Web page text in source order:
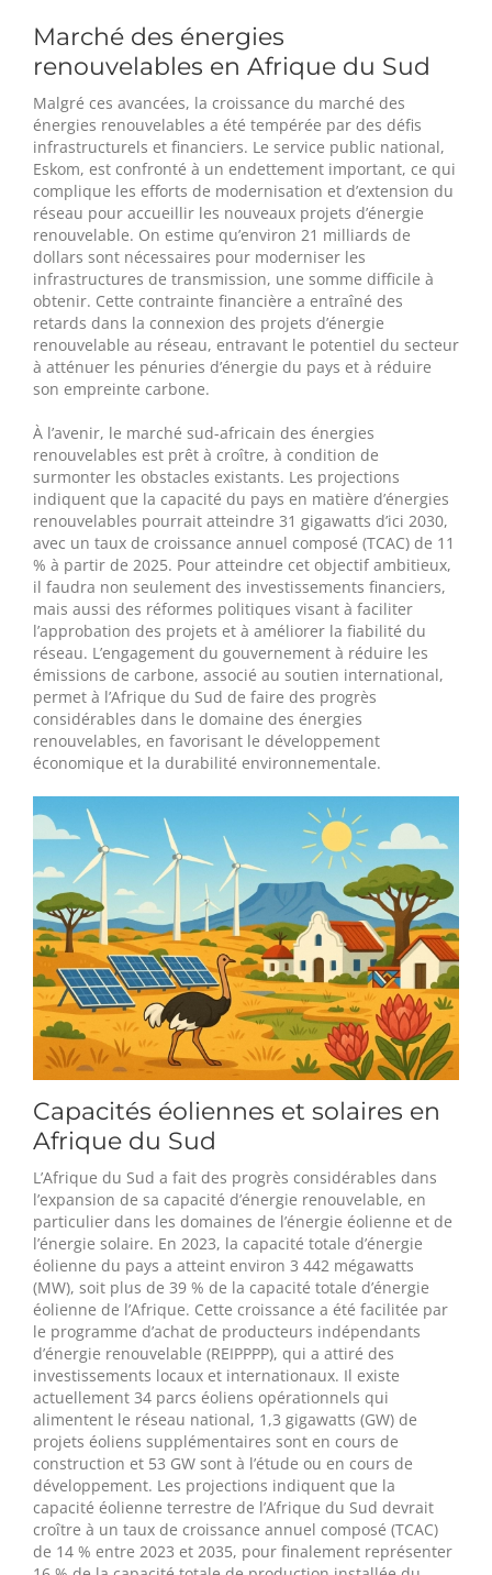
Marché des énergies
renouvelables en Afrique du Sud
Malgré ces avancées, la croissance du marché des
énergies renouvelables a été tempérée par des défis
infrastructurels et financiers. Le service public national,
Eskom, est confronté à un endettement important, ce qui
complique les efforts de modernisation et d’extension du
réseau pour accueillir les nouveaux projets d’énergie
renouvelable. On estime qu’environ 21 milliards de
dollars sont nécessaires pour moderniser les
infrastructures de transmission, une somme difficile à
obtenir. Cette contrainte financière a entraîné des
retards dans la connexion des projets d’énergie
renouvelable au réseau, entravant le potentiel du secteur
à atténuer les pénuries d’énergie du pays et à réduire
son empreinte carbone.
À l’avenir, le marché sud-africain des énergies
renouvelables est prêt à croître, à condition de
surmonter les obstacles existants. Les projections
indiquent que la capacité du pays en matière d’énergies
renouvelables pourrait atteindre 31 gigawatts d’ici 2030,
avec un taux de croissance annuel composé (TCAC) de 11
% à partir de 2025. Pour atteindre cet objectif ambitieux,
il faudra non seulement des investissements financiers,
mais aussi des réformes politiques visant à faciliter
l’approbation des projets et à améliorer la fiabilité du
réseau. L’engagement du gouvernement à réduire les
émissions de carbone, associé au soutien international,
permet à l’Afrique du Sud de faire des progrès
considérables dans le domaine des énergies
renouvelables, en favorisant le développement
économique et la durabilité environnementale.
Capacités éoliennes et solaires en
Afrique du Sud
L’Afrique du Sud a fait des progrès considérables dans
l’expansion de sa capacité d’énergie renouvelable, en
particulier dans les domaines de l’énergie éolienne et de
l’énergie solaire. En 2023, la capacité totale d’énergie
éolienne du pays a atteint environ 3 442 mégawatts
(MW), soit plus de 39 % de la capacité totale d’énergie
éolienne de l’Afrique. Cette croissance a été facilitée par
le programme d’achat de producteurs indépendants
d’énergie renouvelable (REIPPPP), qui a attiré des
investissements locaux et internationaux. Il existe
actuellement 34 parcs éoliens opérationnels qui
alimentent le réseau national, 1,3 gigawatts (GW) de
projets éoliens supplémentaires sont en cours de
construction et 53 GW sont à l’étude ou en cours de
développement. Les projections indiquent que la
capacité éolienne terrestre de l’Afrique du Sud devrait
croître à un taux de croissance annuel composé (TCAC)
de 14 % entre 2023 et 2035, pour finalement représenter